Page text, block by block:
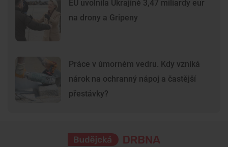
EU uvolnila Ukrajině 3,47 miliardy eur
na drony a Gripeny
Práce v úmorném vedru. Kdy vzniká
nárok na ochranný nápoj a častější
přestávky?